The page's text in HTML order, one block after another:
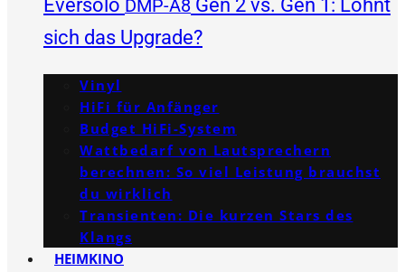
Eversolo DMP-A8 Gen 2 vs. Gen 1: Lohnt
sich das Upgrade?
Vinyl
HiFi für Anfänger
Budget HiFi-System
Wattbedarf von Lautsprechern
berechnen: So viel Leistung brauchst
du wirklich
Transienten: Die kurzen Stars des
Klangs
HEIMKINO